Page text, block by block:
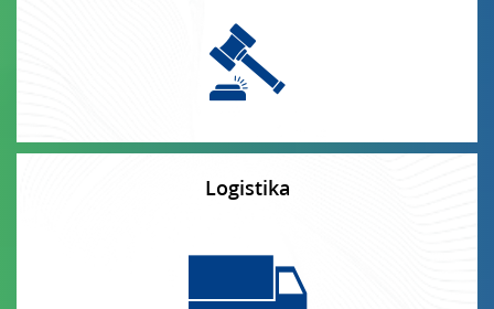
Logistika